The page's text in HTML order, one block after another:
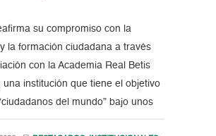
su compromiso con la
la formación ciudadana a través
con la Academia Real Betis
una institución que tiene el objetivo
del mundo” bajo unos